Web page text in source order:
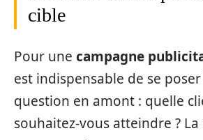
cible
Pour une campagne
est indispensable de se
question en amont : quelle
souhaitez-vous atteindre ?